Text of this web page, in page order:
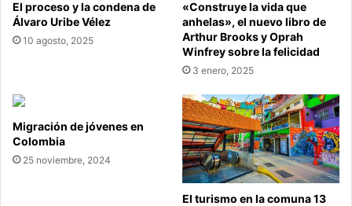
El proceso y la condena de
Álvaro Uribe Vélez
10 agosto, 2025
«Construye la vida que
anhelas», el nuevo libro de
Arthur Brooks y Oprah
Winfrey sobre la felicidad
3 enero, 2025
Migración de jóvenes en
Colombia
25 noviembre, 2024
El turismo en la comuna 13